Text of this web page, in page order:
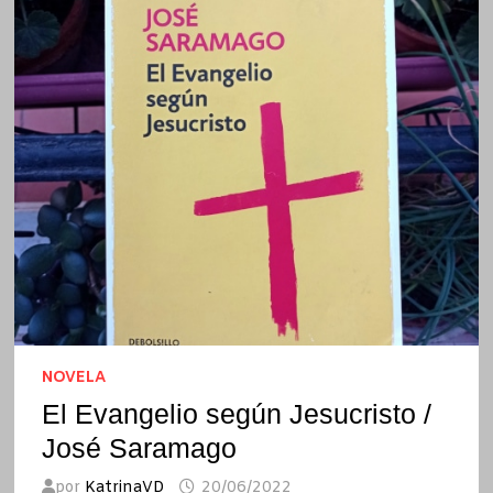
NOVELA
El Evangelio según Jesucristo /
José Saramago
por KatrinaVD 20/06/2022